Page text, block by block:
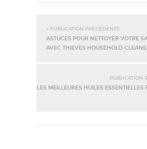
« PUBLICATION PRÉCÉDENTE
ASTUCES POUR NETTOYER VOTRE
AVEC THIEVES HOUSEHOLD
PUBLICATION
LES MEILLEURES HUILES ESSENTIELLES